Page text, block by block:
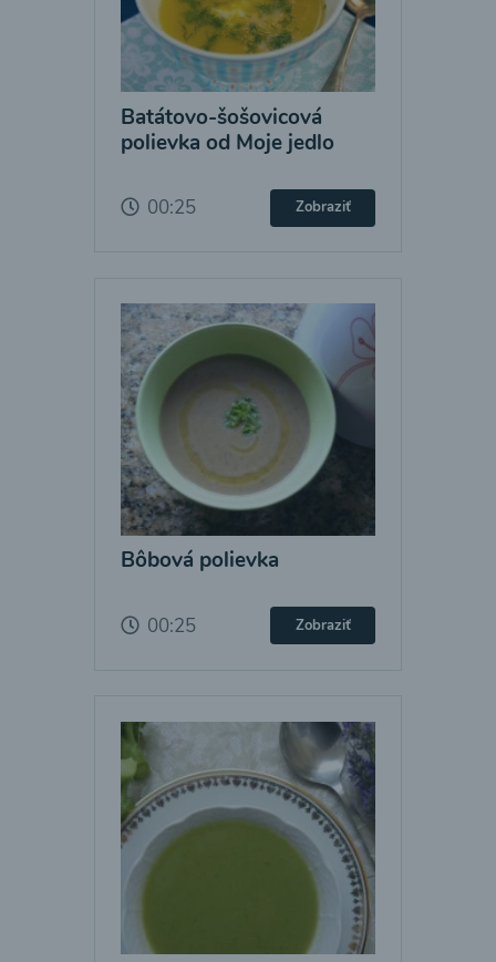
Batátovo-šošovicová
polievka od Moje jedlo
00:25 Zobraziť
Bôbová polievka
00:25 Zobraziť